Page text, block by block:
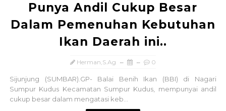
Punya Andil Cukup Besar
Dalam Pemenuhan Kebutuhan
Ikan Daerah ini..
Herman,S.Ag 0
Sijunjung (SUMBAR).GP- Balai Benih Ikan (BBI) di Nagari
Sumpur Kudus Kecamatan Sumpur Kudus, mempunyai andil
cukup besar dalam mengatasi keb...